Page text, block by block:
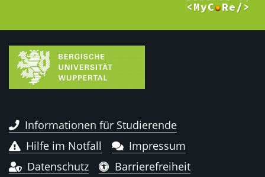
Informationen für Studierende
Hilfe im Notfall
Impressum
Datenschutz
Barrierefreiheit